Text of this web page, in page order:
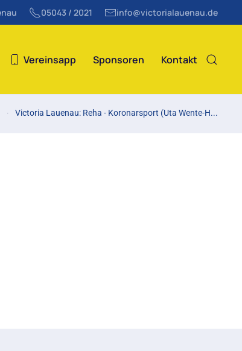
05043 / 2021 info@victorialauenau.de
Vereinsapp Sponsoren Kontakt
Victoria Lauenau: Reha - Koronarsport (Uta Wente-H...